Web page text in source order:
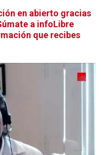
en abierto gracias
a infoLibre
que recibes